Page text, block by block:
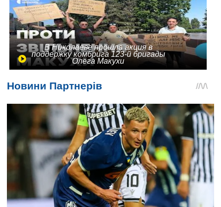
В Николаеве прошла акция в
поддержку комбрига 123-й бригады
Олега Макухи